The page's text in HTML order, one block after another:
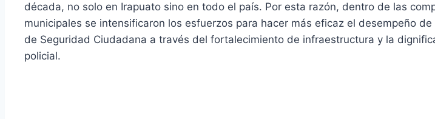
década, no solo en Irapuato sino en todo el país. Por esta razón, dentro de las
municipales se intensificaron los esfuerzos para hacer más eficaz el desempeño de
de Seguridad Ciudadana a través del fortalecimiento de infraestructura y la
policial.